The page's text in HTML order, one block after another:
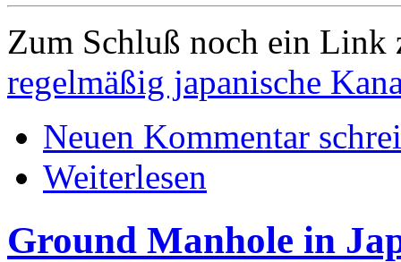
Zum Schluß noch ein Link
regelmäßig japanische
Neuen Kommentar
Weiterlesen
Ground Manhole in